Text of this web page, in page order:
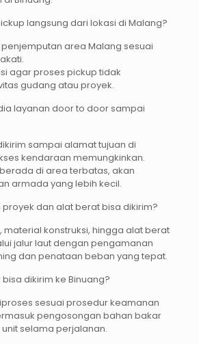
langsung dari lokasi di Malang?
penjemputan area Malang sesuai
agar proses pickup tidak
gudang atau proyek.
layanan door to door sampai
sampai alamat tujuan di
kendaraan memungkinkan.
di area terbatas, akan
armada yang lebih kecil.
dan alat berat bisa dikirim?
material konstruksi, hingga alat berat
jalur laut dengan pengamanan
dan penataan beban yang tepat.
dikirim ke Binuang?
sesuai prosedur keamanan
pengosongan bahan bakar
selama perjalanan.